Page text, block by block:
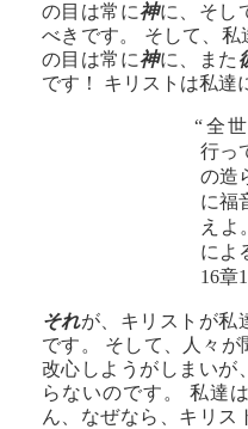
の目は常に神に、そし
べきです。 そして、
の目は常に神に、また
です！ キリストは私達
“全
行っ
の造
に福
えよ
によ
16章
それが、キリストが私
です。 そして、人々
改心しようがしまいが
らないのです。 私達
ん、なぜなら、キリス